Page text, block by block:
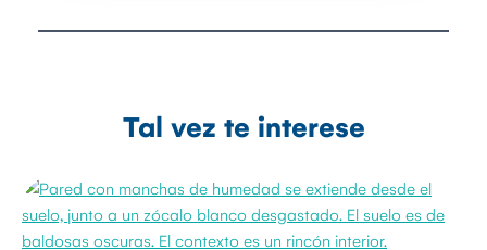
Tal vez te interese